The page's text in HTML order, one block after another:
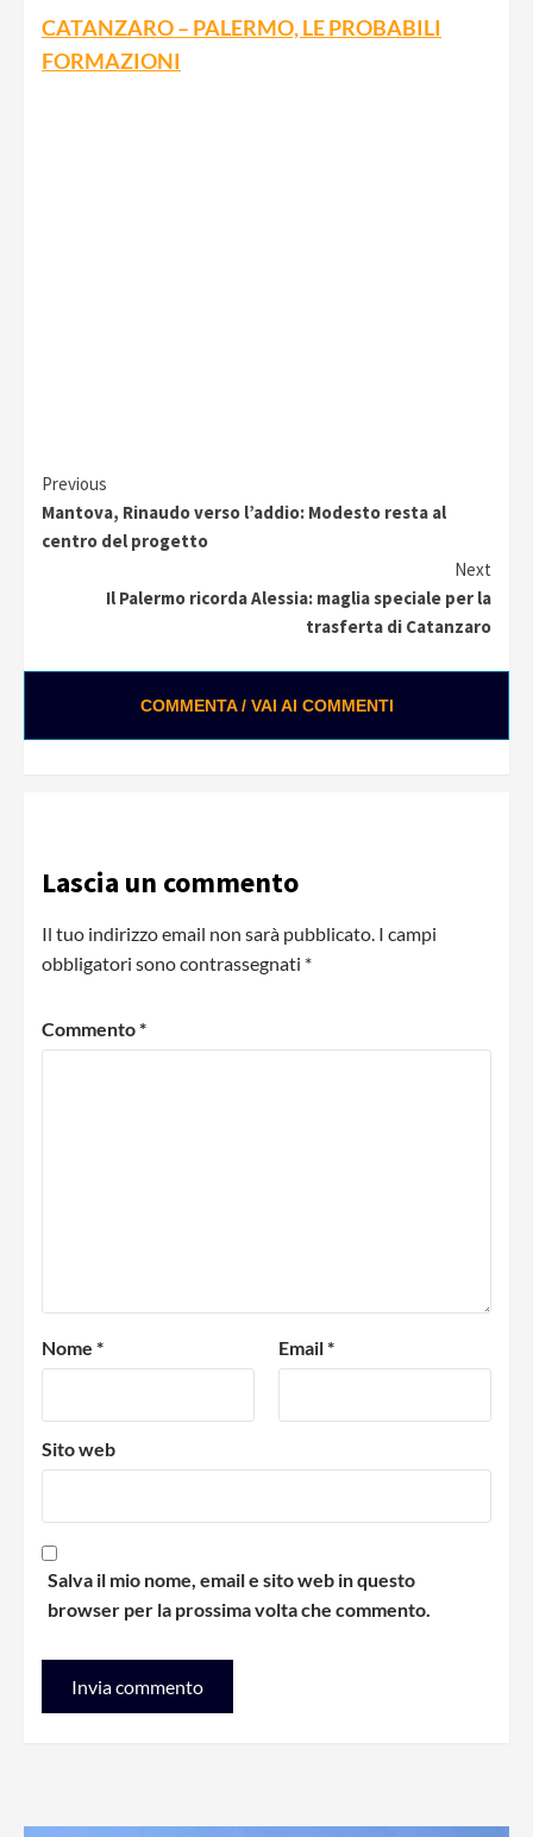
CATANZARO – PALERMO, LE PROBABILI
FORMAZIONI
Continue
Reading
Previous
Mantova, Rinaudo verso l’addio: Modesto resta al
centro del progetto
Next
Il Palermo ricorda Alessia: maglia speciale per la
trasferta di Catanzaro
COMMENTA / VAI AI COMMENTI
Lascia un commento
Il tuo indirizzo email non sarà pubblicato. I campi
obbligatori sono contrassegnati *
Commento*
Nome * Email*
Sito web
Salva il mio nome, email e sito web in questo
browser per la prossima volta che commento.